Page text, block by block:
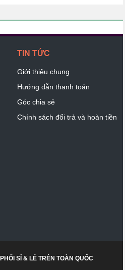
TIN TỨC
Giới thiệu chung
Hướng dẫn thanh toán
Góc chia sẻ
Chính sách đổi trả và hoàn tiền
SỈ & LẺ TRÊN TOÀN QUỐC